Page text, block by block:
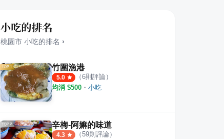
小吃的排名
桃園市 小吃的排名 ›
竹圍漁港
5.0 （6則評論）
均消 $500 ・ 小吃
辛梅-阿嫲的味道
4.3 （59則評論）